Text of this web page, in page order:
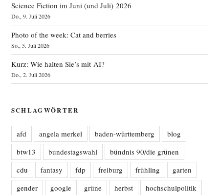
Science Fiction im Juni (und Juli) 2026
Do., 9. Juli 2026
Photo of the week: Cat and berries
So., 5. Juli 2026
Kurz: Wie halten Sie’s mit AI?
Do., 2. Juli 2026
SCHLAGWÖRTER
afd angela merkel baden-württemberg
blog
btw13
bundestagswahl
bündnis 90/die grünen
cdu
fantasy fdp freiburg frühling
garten
gender
google grüne herbst
hochschulpolitik